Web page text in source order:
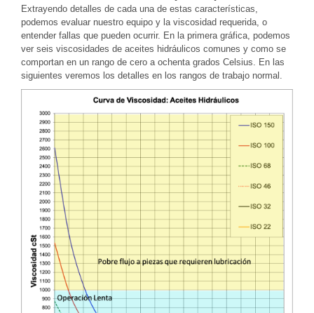
Extrayendo detalles de cada una de estas características,
podemos evaluar nuestro equipo y la viscosidad requerida, o
entender fallas que pueden ocurrir. En la primera gráfica, podemos
ver seis viscosidades de aceites hidráulicos comunes y como se
comportan en un rango de cero a ochenta grados Celsius. En las
siguientes veremos los detalles en los rangos de trabajo normal.